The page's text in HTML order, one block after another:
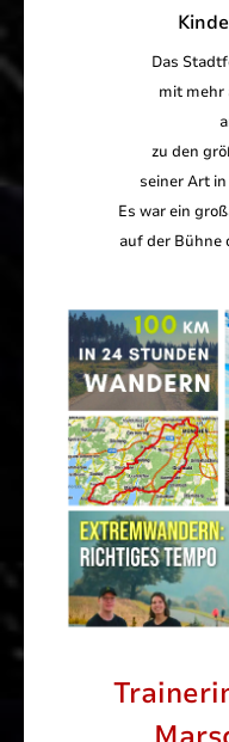
Das
mit mehr
zu den
seiner Art
Es war ein
auf der Bühne